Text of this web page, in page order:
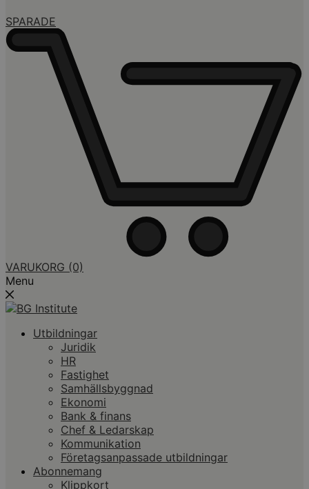
SPARADE
VARUKORG (0)
Menu
Utbildningar
Juridik
HR
Fastighet
Samhällsbyggnad
Ekonomi
Bank & finans
Chef & Ledarskap
Kommunikation
Företagsanpassade utbildningar
Abonnemang
Klippkort